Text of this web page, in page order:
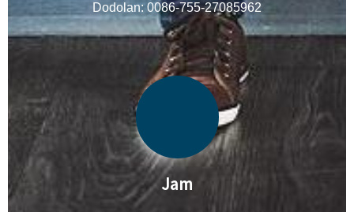
Dodolan: 0086-755-27085962
Jam